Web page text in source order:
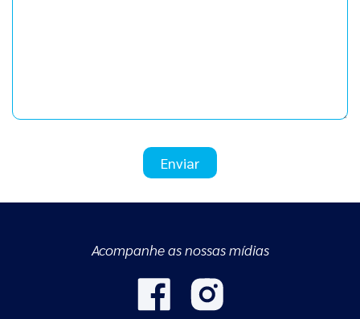
Enviar
Acompanhe as nossas mídias